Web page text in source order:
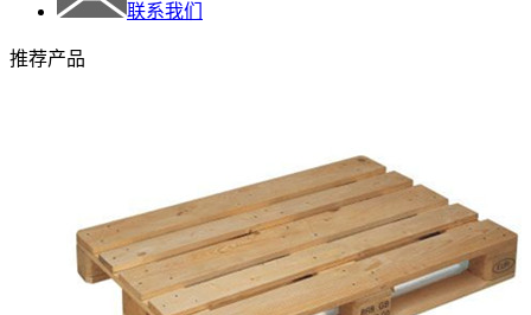
联系我们
推荐产品